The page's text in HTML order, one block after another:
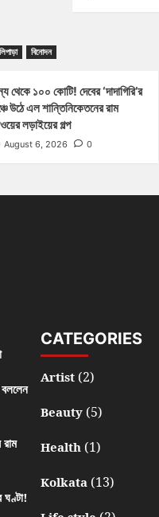
বিনোদন
থেকে ১০০ কোটি! দেবের ‘দাদাগিরি’র
উঠে এল শান্তিনিকেতনের রাম
লড়াইয়ের গল্প
August 6, 2026 0
বললেন
ঘণ্টা!
CATEGORIES
Artist (2)
Beauty (5)
Health (1)
Kolkata (13)